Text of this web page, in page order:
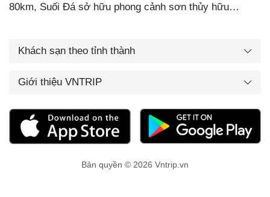
80km, Suối Đá sở hữu phong cảnh sơn thủy hữu…
Khách sạn theo tỉnh thành
Giới thiệu VNTRIP
Bản quyền © 2026 Vntrip.vn